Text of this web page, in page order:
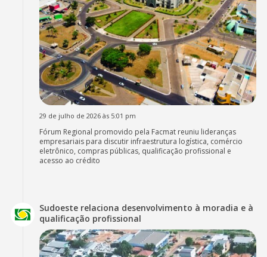
29 de julho de 2026 às 5:01 pm
Fórum Regional promovido pela Facmat reuniu lideranças
empresariais para discutir infraestrutura logística, comércio
eletrônico, compras públicas, qualificação profissional e
acesso ao crédito
Sudoeste relaciona desenvolvimento à moradia e à
qualificação profissional